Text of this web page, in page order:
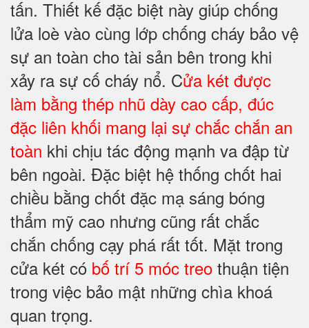
tấn. Thiết kế đặc biệt này giúp chống
lửa loè vào cùng lớp chống cháy bảo vệ
sự an toàn cho tài sản bên trong khi
xảy ra sự cố cháy nổ. Cửa két được
làm bằng thép nhũ dày cao cấp, đúc
đặc liên khối mang lại sự chắc chắn an
toàn khi chịu tác động mạnh va đập từ
bên ngoài. Đặc biệt hệ thống chốt hai
chiều bằng chốt đặc mạ sáng bóng
thẩm mỹ cao nhưng cũng rất chắc
chắn chống cạy phá rất tốt. Mặt trong
cửa két có bố trí 5 móc treo thuận tiện
trong việc bảo mật những chìa khoá
quan trọng.